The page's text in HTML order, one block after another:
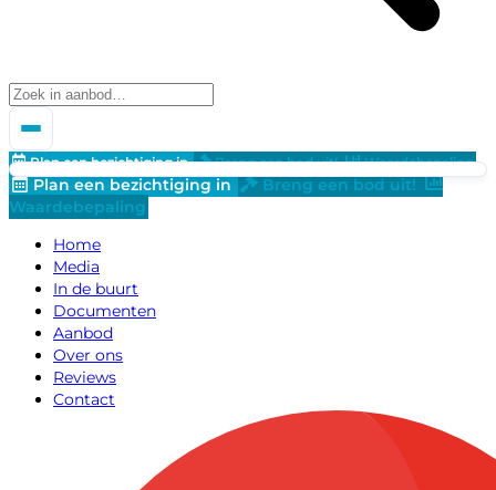
Plan een bezichtiging in Breng een bod uit! Waardebepaling
Plan een bezichtiging in
Breng een bod uit!
Waardebepaling
Home
Media
In de buurt
Documenten
Aanbod
Over ons
Reviews
Contact